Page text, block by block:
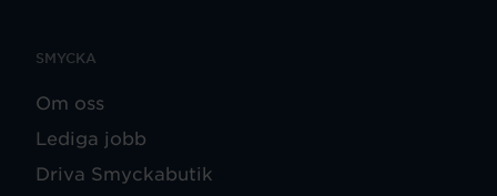
SMYCKA
Om oss
Lediga jobb
Driva Smyckabutik